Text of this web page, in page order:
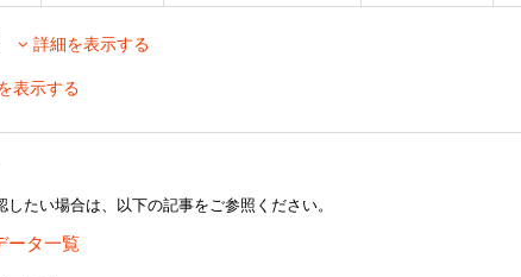
詳細を表示する
表示する
たい場合は、以下の記事をご参照ください。
ータ一覧